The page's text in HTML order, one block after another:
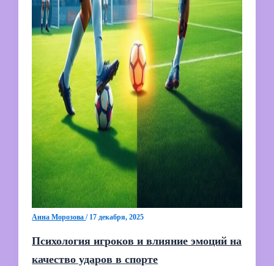
Анна Морозова/ 17 декабря, 2025
Психология игроков и влияние эмоций на
качество ударов в спорте